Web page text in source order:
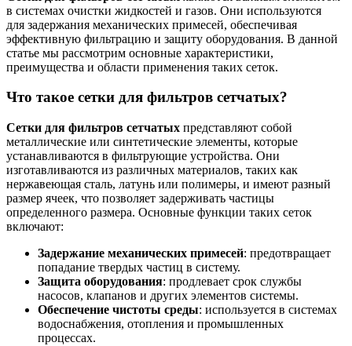
в системах очистки жидкостей и газов. Они используются
для задержания механических примесей, обеспечивая
эффективную фильтрацию и защиту оборудования. В данной
статье мы рассмотрим основные характеристики,
преимущества и области применения таких сеток.
Что такое сетки для фильтров сетчатых?
Сетки для фильтров сетчатых представляют собой
металлические или синтетические элементы, которые
устанавливаются в фильтрующие устройства. Они
изготавливаются из различных материалов, таких как
нержавеющая сталь, латунь или полимеры, и имеют разный
размер ячеек, что позволяет задерживать частицы
определенного размера. Основные функции таких сеток
включают:
Задержание механических примесей: предотвращает
попадание твердых частиц в систему.
Защита оборудования: продлевает срок службы
насосов, клапанов и других элементов системы.
Обеспечение чистоты среды: используется в системах
водоснабжения, отопления и промышленных
процессах.